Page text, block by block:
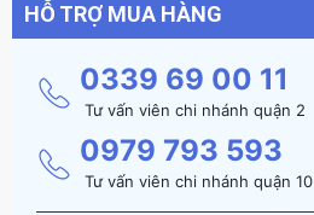
HỖ TRỢ MUA HÀNG
0339 69 00 11
Tư vấn viên chi nhánh quận 2
0979 793 593
Tư vấn viên chi nhánh quận 10